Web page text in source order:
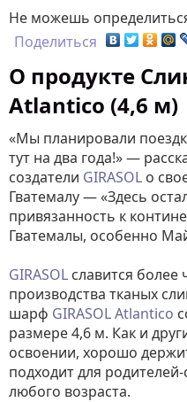
Не можешь
Поделиться
О продукте
Atlantico (4,6 м)
«Мы планировали
тут на два года!» —
создатели GIRASOL о
Гватемалу — «Здесь
привязанность к
Гватемалы, особенно
GIRASOL славится
производства тканых
шарф GIRASOL Atlantico
размере 4,6 м. Как и
освоении, хорошо
подходит для
любого возраста.